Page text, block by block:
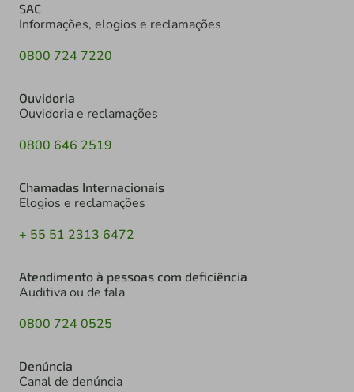
SAC
Informações, elogios e reclamações
0800 724 7220
Ouvidoria
Ouvidoria e reclamações
0800 646 2519
Chamadas Internacionais
Elogios e reclamações
+ 55 51 2313 6472
Atendimento à pessoas com deficiência
Auditiva ou de fala
0800 724 0525
Denúncia
Canal de denúncia